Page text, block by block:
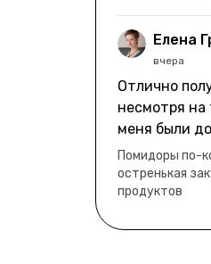
смотрел
подарили
меня до сих
уже другую
старая и
забыл
Елена
вчера
Отлично
несмотря на
меня были
водянистые.
полно
Помидоры по-
остренькая
продуктов